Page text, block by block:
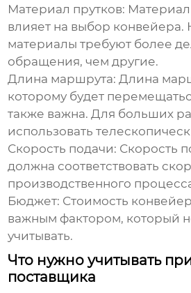
Материал прутков: Материал
влияет на выбор конвейера.
материалы требуют более
обращения, чем другие.
Длина маршрута: Длина
которому будет
также важна. Для больших
использовать
Скорость подачи: Скорость
должна соответствовать
производственного
Бюджет: Стоимость
важным фактором, который
учитывать.
Что нужно учитывать
поставщика